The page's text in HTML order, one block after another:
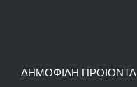
ΔΗΜΟΦΙΛΗ ΠΡΟΙΟΝΤΑ